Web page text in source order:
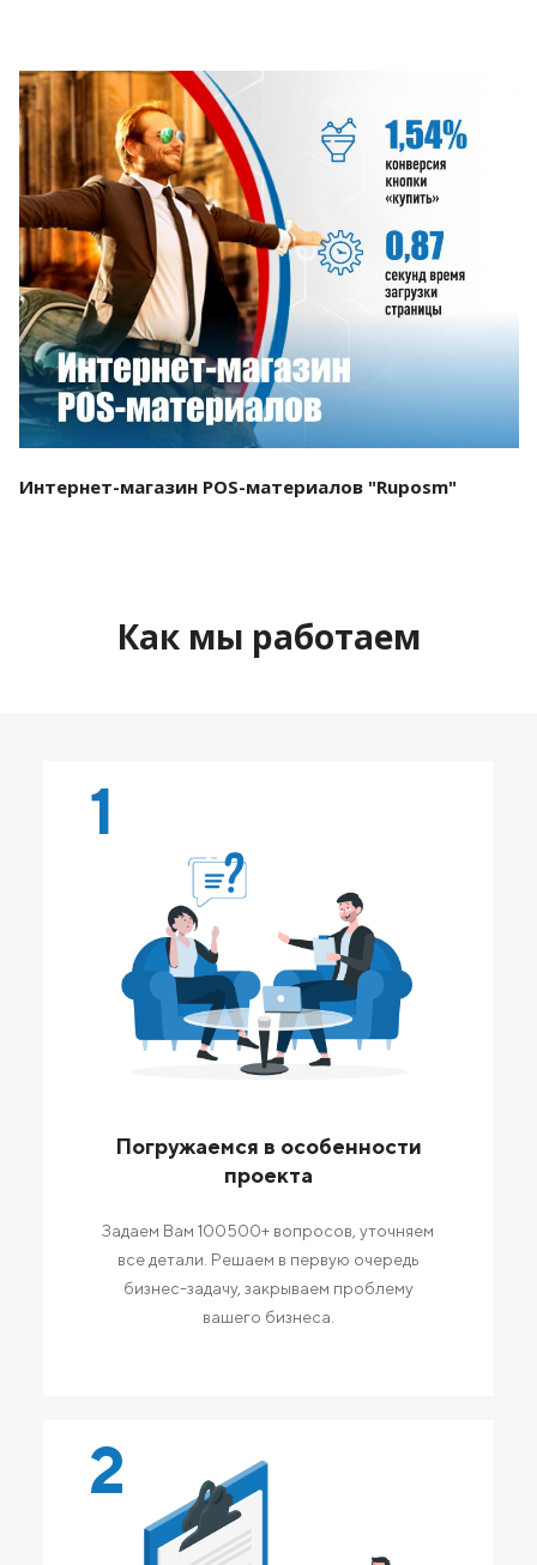
Смотреть проект
Интернет-магазин POS-материалов "Ruposm"
Как мы работаем
1
Погружаемся в особенности
проекта
Задаем Вам 100500+ вопросов, уточняем
все детали. Решаем в первую очередь
бизнес-задачу, закрываем проблему
вашего бизнеса.
2